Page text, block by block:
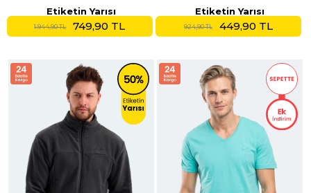
Erkek Şişme Siyah Mont &
Kaban
Etiketin Yarısı
1.944,90 TL 749,90 TL
Erkek Fermuarlı Dik Yaka
Cepli Bordo Polar
Etiketin Yarısı
924,90 TL 449,90 TL